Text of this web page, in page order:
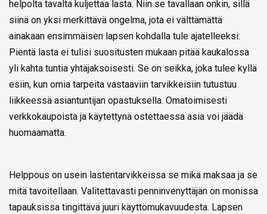
helpolta tavalta kuljettaa lasta. Niin se tavallaan onkin, sillä
siinä on yksi merkittävä ongelma, jota ei välttämättä
ainakaan ensimmäisen lapsen kohdalla tule ajatelleeksi:
Pientä lasta ei tulisi suositusten mukaan pitää kaukalossa
yli kahta tuntia yhtäjaksoisesti. Se on seikka, joka tulee kyllä
esiin, kun omia tarpeita vastaaviin tarvikkeisiin tutustuu
liikkeessä asiantuntijan opastuksella. Omatoimisesti
verkkokaupoista ja käytettynä ostettaessa asia voi jäädä
huomaamatta.
Helppous on usein lastentarvikkeissa se mikä maksaa ja se
mitä tavoitellaan. Valitettavasti penninvenyttäjän on monissa
tapauksissa tingittävä juuri käyttömukavuudesta. Lapsen